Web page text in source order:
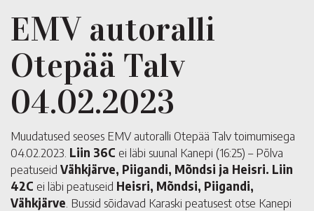
EMV autoralli
Otepää Talv
04.02.2023
Muudatused seoses EMV autoralli Otepää Talv toimumisega
04.02.2023. Liin 36C ei läbi suunal Kanepi (16:25) – Põlva
peatuseid Vähkjärve, Piigandi, Mõndsi ja Heisri. Liin
42C ei läbi peatuseid Heisri, Mõndsi, Piigandi,
Vähkjärve . Bussid sõidavad Karaski peatusest otse Kanepi